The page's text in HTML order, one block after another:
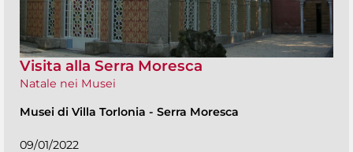
Visita alla Serra Moresca
Natale nei Musei
Musei di Villa Torlonia - Serra Moresca
09/01/2022